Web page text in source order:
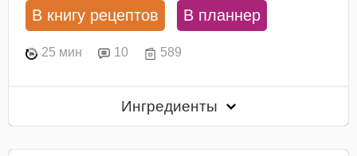
В книгу рецептов В планнер
25 мин 10 589
Ингредиенты